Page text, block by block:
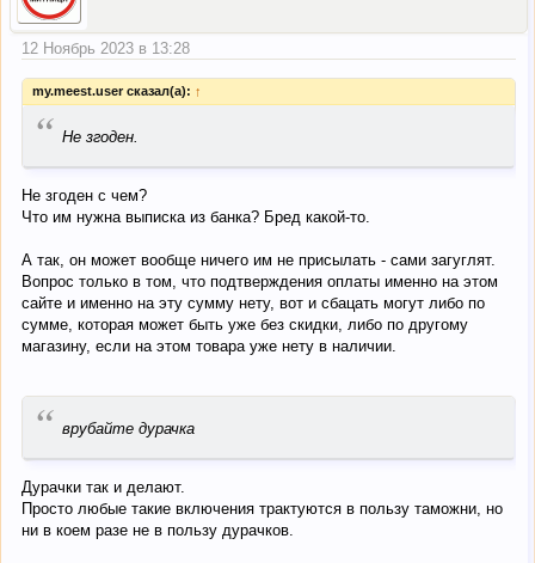
12 Ноябрь 2023 в 13:28
my.meest.user сказал(а): ↑
“ Не згоден.
Не згоден с чем?
Что им нужна выписка из банка? Бред какой-то.
А так, он может вообще ничего им не присылать - сами загуглят.
Вопрос только в том, что подтверждения оплаты именно на этом
сайте и именно на эту сумму нету, вот и сбацать могут либо по
сумме, которая может быть уже без скидки, либо по другому
магазину, если на этом товара уже нету в наличии.
“ врубайте дурачка
Дурачки так и делают.
Просто любые такие включения трактуются в пользу таможни, но
ни в коем разе не в пользу дурачков.